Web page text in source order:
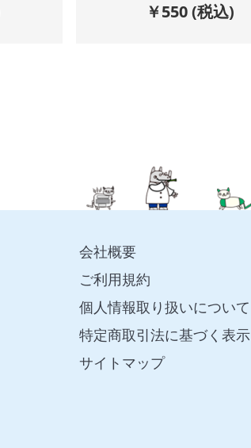
￥550(税込)
会社概要
ご利用規約
個人情報取り扱いについて
特定商取引法に基づく表示
サイトマップ